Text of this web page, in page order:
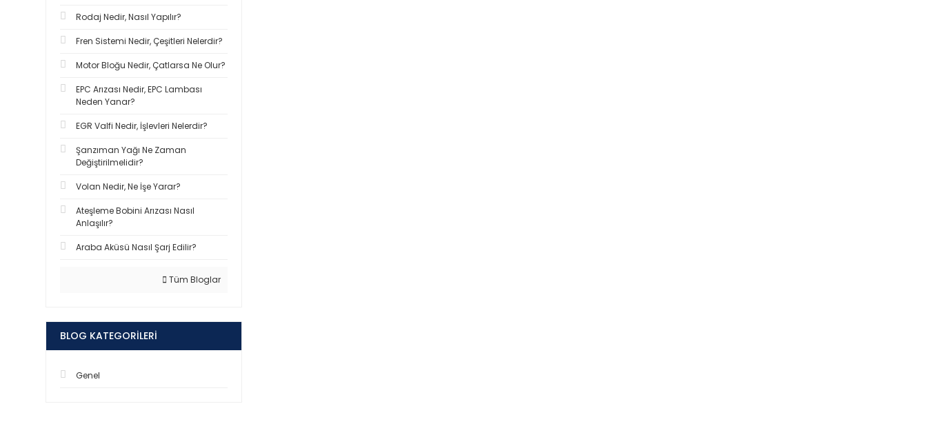
Rodaj Nedir, Nasıl Yapılır?
Fren Sistemi Nedir, Çeşitleri Nelerdir?
Motor Bloğu Nedir, Çatlarsa Ne Olur?
EPC Arızası Nedir, EPC Lambası
Neden Yanar?
EGR Valfi Nedir, İşlevleri Nelerdir?
Şanzıman Yağı Ne Zaman
Değiştirilmelidir?
Volan Nedir, Ne İşe Yarar?
Ateşleme Bobini Arızası Nasıl
Anlaşılır?
Araba Aküsü Nasıl Şarj Edilir?
Tüm Bloglar
BLOG KATEGORILERI
Genel